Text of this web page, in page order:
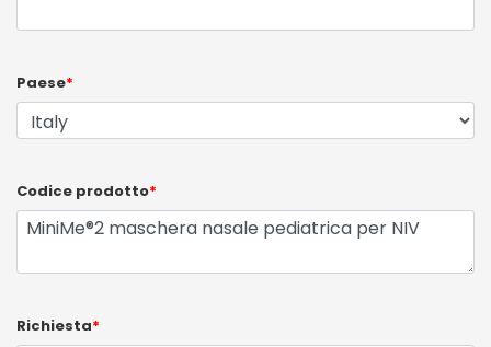
Paese*
Codice prodotto*
Richiesta*